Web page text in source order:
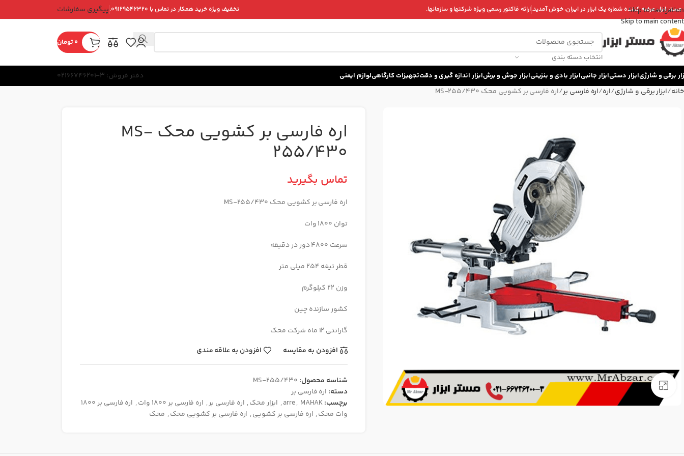
Skip to navigation
Skip to main content
مستر ابزار، عرضه کننده شماره یک ابزار در ایران، خوش آمدید.ارائه فاکتور رسمی ویژه شرکتها و سازمانها. تخفیف ویژه خرید همکار در تماس با ۰۹۱۲۹۵۴۲۳۲۰. پیگیری سفارشات
انتخاب دسته بندی
0 تومان
برقی و شارژیابزار دستیابزار جانبیابزار بادی و بنزینیابزار جوش و برشابزار اندازه گيری و دقتتجهیزات کارگاهیلوازم ایمنی
دفتر فروش: 3-02166746201
خانه ابزار برقی و شارژی اره اره فارسی بر اره فارسی بر کشویی محک MS-255/430
برای بزرگنمایی کلیک کنید
اره فارسی بر کشویی محک MS-
255/430
تماس بگیرید
اره فارسی بر کشویی محک MS-255/430
توان 1800 وات
سرعت 4800 دور در دقیقه
قطر تیغه 254 میلی متر
وزن 22 کیلوگرم
کشور سازنده چین
گارانتی 12 ماه شرکت محک
افزودن به مقایسه
افزودن به علاقه مندی
شناسه محصول: MS-255/430
دسته: اره فارسی بر
برچسب:
arre, MAHAK
, ابزار محک, اره فارسی بر, اره فارسی بر 1800 وات ,
اره فارسی بر 1800
وات محک, اره فارسی بر کشویی, اره فارسی بر کشویی محک, محک